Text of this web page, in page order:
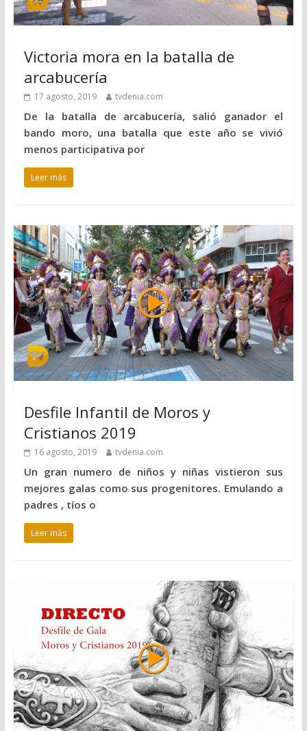
Victoria mora en la batalla de
arcabucería
17 agosto, 2019 tvdenia.com
De la batalla de arcabucería, salió ganador el
bando moro, una batalla que este año se vivió
menos participativa por
Leer más
Desfile Infantil de Moros y
Cristianos 2019
16 agosto, 2019 tvdenia.com
Un gran numero de niños y niñas vistieron sus
mejores galas como sus progenitores. Emulando a
padres , tíos o
Leer más